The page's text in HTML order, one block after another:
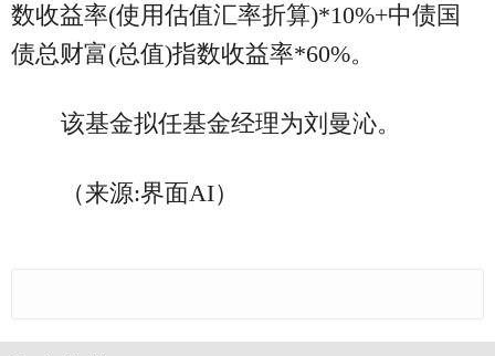
数收益率(使用估值汇率折算)*10%+中债国
债总财富(总值)指数收益率*60%。
该基金拟任基金经理为刘曼沁。
（来源:界面AI）